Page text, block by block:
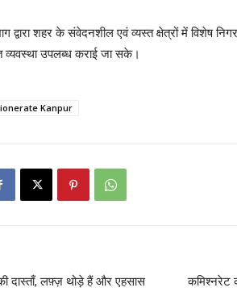
द्वारा शहर के संवेदनशील एवं व्यस्त क्षेत्रों में विशेष
व्यवस्था उपलब्ध कराई जा सके।
Kanpur
दास्ताँ, लफ़्ज़ थोड़े हैं और एहसास
कमिश्नरेट